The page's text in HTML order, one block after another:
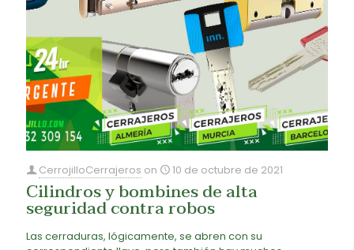
CerrojilloCerrajeros on 10 de octubre de 2021
Cilindros y bombines de alta
seguridad contra robos
Las cerraduras, lógicamente, se abren con su